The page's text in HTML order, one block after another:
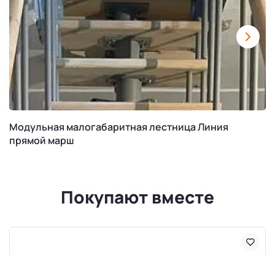
Модульная малогабаритная лестница Линия
прямой марш
Покупают вместе